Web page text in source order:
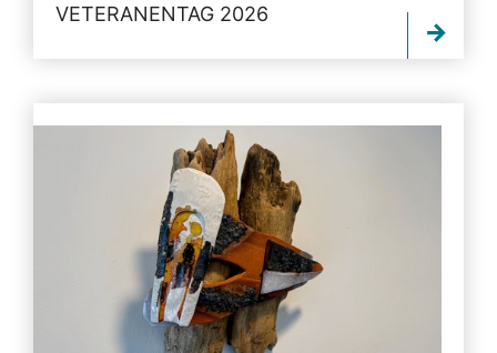
VETERANENTAG 2026